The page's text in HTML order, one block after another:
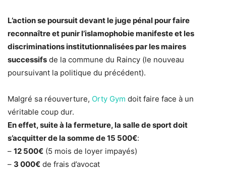
L’action se poursuit devant le juge pénal pour faire
reconnaître et punir l’islamophobie manifeste et les
discriminations institutionnalisées par les maires
successifs de la commune du Raincy (le nouveau
poursuivant la politique du précédent).
Malgré sa réouverture, Orty Gym doit faire face à un
véritable coup dur.
En effet, suite à la fermeture, la salle de sport doit
s’acquitter de la somme de 15 500€:
– 12 500€ (5 mois de loyer impayés)
– 3 000€ de frais d’avocat